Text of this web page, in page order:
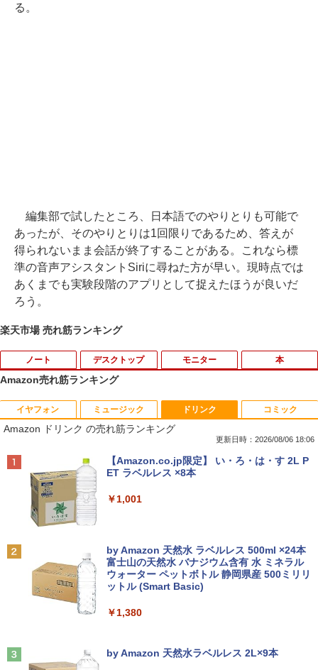
る。
編集部で試したところ、日本語でのやりとりも可能で
あったが、そのやりとりは1回限りであるため、答えが
得られないまま会話が終了することがある。これなら標
準の音声アシスタントSiriに尋ねた方が早い。現時点では
あくまでも実験段階のアプリとして捉えたほうが良いだ
ろう。
楽天市場 売れ筋ランキング
ノート
1
VETESA正規店 新品 ノートパソコン セ
ール office付き windows11 マウスセッ
ト PC 14型 Celeron N3350/J3355 メモ
リ8GB/12GB SSD128GB/256GB/512G
B/1TB 安い 格安 ラップトップ
2
ソコン 中古 Bランク Win11 Pro カメラ i
5 第10世代 dynabook G83/FU 8GBメモ
リ 256GB SSD 13.3インチ 軽量ノートパ
ソコン Wi-Fi6 軽い B5 ダイナブックノー
期設定済 office付き 中古ノートPC
デスクトップ
1
【マラソン限定30%OFF】中古 DELL O
ptiPlex 3060 Micro D10U Core i5 8400
T 第8世代CPU メモリ8GB SSD256GB
Windows11Home 1年保証 レビュー特
典：WPS Office Bランク パソコン デス
クトップパソコン デル 中古パソコン 中
【★最大100%ポイント】HP EliteDesk
600/800 G2 SFF 第6世代 Corei7-6700
メモリ8GB 高速新品 SSD256GB+HDD5
正規版Office付き Windows10 変更可 V
モニター
1
DELL デル E2417H LED液晶モニター 2
3.8インチワイド ブラック 1920×1080
（フルHD） 16:9 IPSパネル LEDバック
ライト付 非光沢 ノングレア 液晶ディス
プレイ ディスプレイポート VGA【中
古】
￥5,300
送料無料！！【あきばお〜】モバイル モ
ニター 車載 オンダッシュ 7インチ IPS ポ
ータブル ディスプレイ HDMI【smtb-u】
【送料無料】TF: EIZO FlexScan EV245
本
1
ちいかわ なんか小さくてかわいいやつ 全
巻(1-8)セット 全巻新品 蔦屋書店
￥9,900
￥1,650
学研特別支援教材 WAVES ウェーヴス
形 書く 練習問題 ドリル トレーニング 学
Amazon売れ筋ランキング
イヤフォン
Anker Soundcore P40i オフホワイト
Anker Soundcore P31i ブラック
￥4,990
ラック
ミュージック
BRUCE WAYNE feat. Flo Milli, ATL Jacob
[Explicit]
￥250
BRUCE WAYNE feat. Flo Milli, ATL Jacob
[Explicit]
￥250
ドリンク
Amazon ドリンク の売れ筋ランキング
更新日時：2026/08/06 18:06
【Amazon.co.jp限定】 い・ろ・は・す 2L P
ET ラベルレス ×8本
￥1,001
by Amazon 天然水 ラベルレス 500ml ×24本
富士山の天然水 バナジウム含有 水 ミネラル
ウォーター ペットボトル 静岡県産 500ミリリ
ットル (Smart Basic)
￥1,380
by Amazon 天然水ラベルレス 2L×9本
コミック